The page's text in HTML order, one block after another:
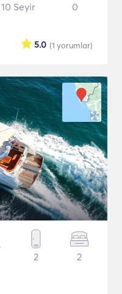
10 Seyir 0
(1 yorumlar)
5.0
2 2